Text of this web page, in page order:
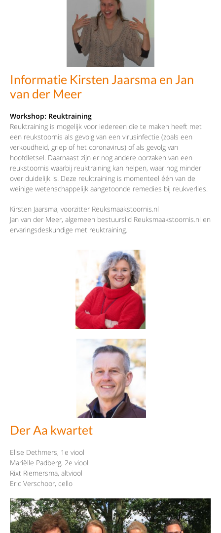
Informatie Kirsten Jaarsma en Jan
van der Meer
Workshop: Reuktraining
Reuktraining is mogelijk voor iedereen die te maken heeft met
een reukstoornis als gevolg van een virusinfectie (zoals een
verkoudheid, griep of het coronavirus) of als gevolg van
hoofdletsel. Daarnaast zijn er nog andere oorzaken van een
reukstoornis waarbij reuktraining kan helpen, waar nog minder
over duidelijk is. Deze reuktraining is momenteel één van de
weinige wetenschappelijk aangetoonde remedies bij reukverlies.
Kirsten Jaarsma, voorzitter Reuksmaakstoornis.nl
Jan van der Meer, algemeen bestuurslid Reuksmaakstoornis.nl en
ervaringsdeskundige met reuktraining.
Der Aa kwartet
Elise Dethmers, 1e viool
Mariëlle Padberg, 2e viool
Rixt Riemersma, altviool
Eric Verschoor, cello